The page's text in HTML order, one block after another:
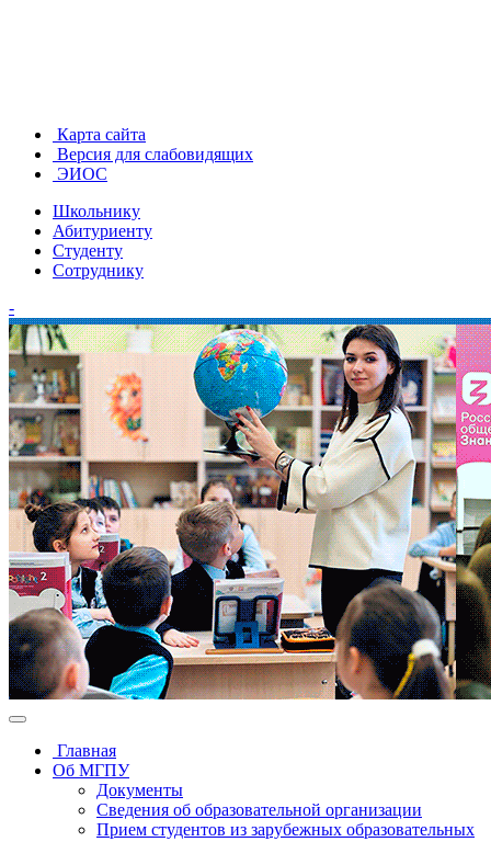
Карта сайта
Версия для слабовидящих
ЭИОС
Школьнику
Абитуриенту
Студенту
Сотруднику
-
Главная
Об МГПУ
Документы
Сведения об образовательной организации
Прием студентов из зарубежных образовательных